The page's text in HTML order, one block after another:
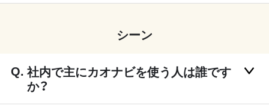
シーン
社内で主にカオナビを使う人は誰です
か？